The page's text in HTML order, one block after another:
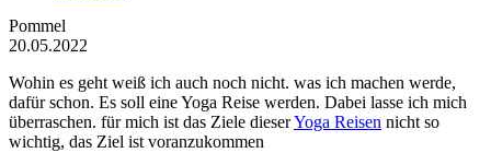
Pommel
20.05.2022
Wohin es geht weiß ich auch noch nicht. was ich machen werde,
dafür schon. Es soll eine Yoga Reise werden. Dabei lasse ich mich
überraschen. für mich ist das Ziele dieserYoga Reisen nicht so
wichtig, das Ziel ist voranzukommen